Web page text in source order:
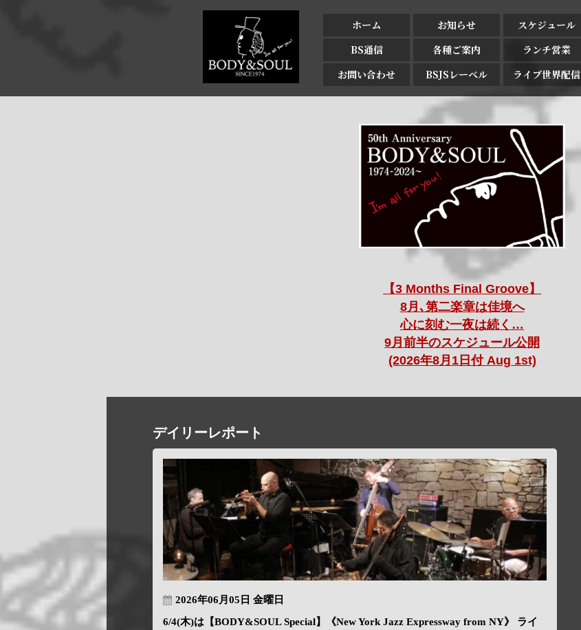
ホーム お知らせ スケジュール
BS通信
各種ご案内 ランチ営業
お問い合わせ
BSJSレーベル ライブ世界配信
【3 Months Final Groove】
8月､第二楽章は佳境へ
心に刻む一夜は続く…
9月前半のスケジュール公開
(2026年8月1日付 Aug 1st)
デイリーレポート
2026年06月05日 金曜日
6/4(木)は【BODY&SOUL Special】《New York Jazz Expressway from NY》 ライ